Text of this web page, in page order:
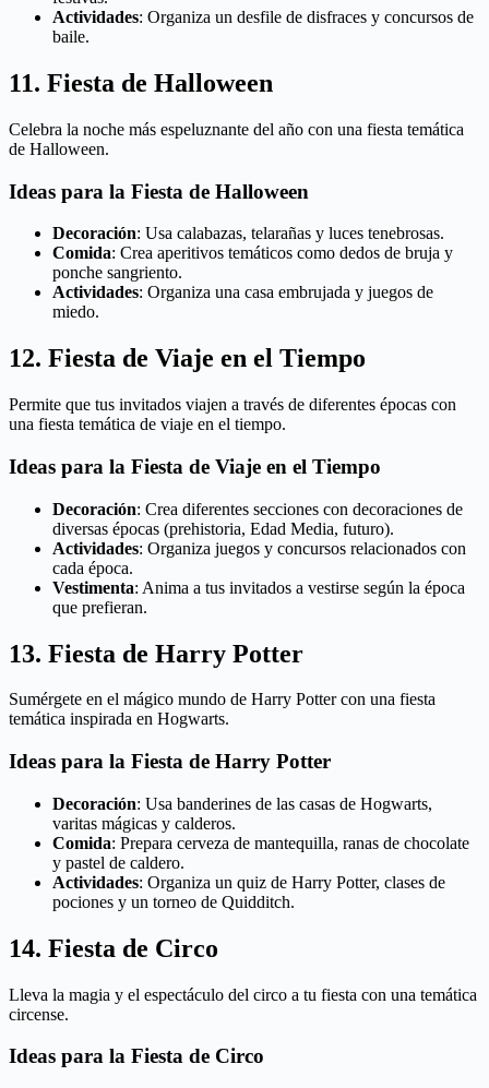
Actividades: Organiza un desfile de disfraces y concursos de
baile.
11. Fiesta de Halloween
Celebra la noche más espeluznante del año con una fiesta temática
de Halloween.
Ideas para la Fiesta de Halloween
Decoración: Usa calabazas, telarañas y luces tenebrosas.
Comida: Crea aperitivos temáticos como dedos de bruja y
ponche sangriento.
Actividades: Organiza una casa embrujada y juegos de
miedo.
12. Fiesta de Viaje en el Tiempo
Permite que tus invitados viajen a través de diferentes épocas con
una fiesta temática de viaje en el tiempo.
Ideas para la Fiesta de Viaje en el Tiempo
Decoración: Crea diferentes secciones con decoraciones de
diversas épocas (prehistoria, Edad Media, futuro).
Actividades: Organiza juegos y concursos relacionados con
cada época.
Vestimenta: Anima a tus invitados a vestirse según la época
que prefieran.
13. Fiesta de Harry Potter
Sumérgete en el mágico mundo de Harry Potter con una fiesta
temática inspirada en Hogwarts.
Ideas para la Fiesta de Harry Potter
Decoración: Usa banderines de las casas de Hogwarts,
varitas mágicas y calderos.
Comida: Prepara cerveza de mantequilla, ranas de chocolate
y pastel de caldero.
Actividades: Organiza un quiz de Harry Potter, clases de
pociones y un torneo de Quidditch.
14. Fiesta de Circo
Lleva la magia y el espectáculo del circo a tu fiesta con una temática
circense.
Ideas para la Fiesta de Circo